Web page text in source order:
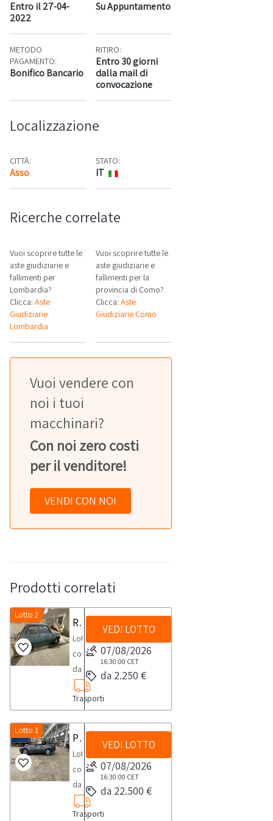
Entro il 27-04-
2022
Su Appuntamento
METODO
PAGAMENTO:
Bonifico Bancario
RITIRO:
Entro 30 giorni
dalla mail di
convocazione
Localizzazione
CITTÀ:
Asso Mappa
STATO:
IT
Ricerche correlate
Vuoi scoprire tutte le
aste giudiziarie e
fallimenti per
Lombardia?
Clicca: Aste
Giudiziarie
Lombardia
Vuoi scoprire tutte le
aste giudiziarie e
fallimenti per la
provincia di Como?
Clicca:Aste
Giudiziarie Como
Vuoi vendere con
noi i tuoi
macchinari?
Con noi zero costi
per il venditore!
VENDI CON NOI
Prodotti correlati
Lotto 2
Renault 5TL
Lotto
composto
da
Renault
5TL:
anno
1974
-
targa
TA162398
-
Trasporti
VEDI LOTTO
07/08/2026
16:30:00 CET
da 2.250 €
Lotto 1
Porsche 944
Lotto
composto
da
Porsche
944:-
Trasporti
VEDI LOTTO
07/08/2026
16:30:00 CET
da 22.500 €